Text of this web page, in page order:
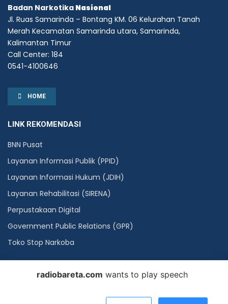
Badan Narkotika Nasional
Jl. Ruas Samarinda – Bontang KM. 06 Kelurahan Tanah
Merah Kecamatan Samarinda utara, Samarinda,
Kalimantan Timur
Call Center: 184
0541-4100646
HOME
LINK REKOMENDASI
BNN Pusat
Layanan Informasi Publik (PPID)
Layanan Informasi Hukum (JDIH)
Layanan Rehabilitasi (SIRENA)
Perpustakaan Digital
Government Public Relations (GPR)
Toko Stop Narkoba
radiobareta.com wants to play speech